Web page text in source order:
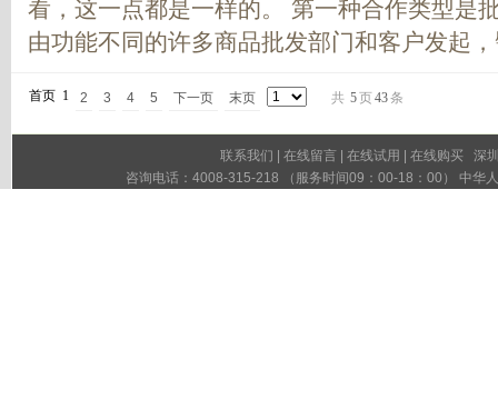
看，这一点都是一样的。 第一种合作类型是
由功能不同的许多商品批发部门和客户发起
首页 1 2 3 4 5 下一页 末页 共 5页43条
联系我们 在线留言 在线试用 在线购买 深
咨询电话：4008-315-218 （服务时间09：00-18：00） 中华